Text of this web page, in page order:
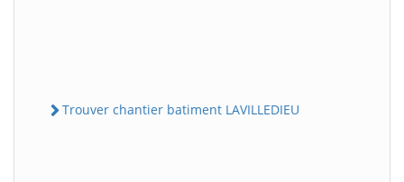
Trouver chantier batiment LAVILLEDIEU